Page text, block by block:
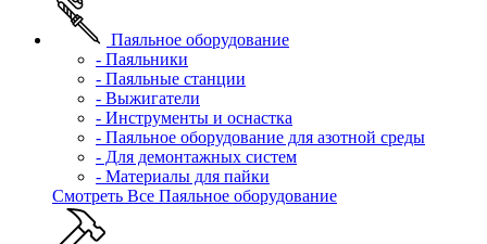
Паяльное оборудование
- Паяльники
- Паяльные станции
- Выжигатели
- Инструменты и оснастка
- Паяльное оборудование для азотной среды
- Для демонтажных систем
- Материалы для пайки
Смотреть Все Паяльное оборудование